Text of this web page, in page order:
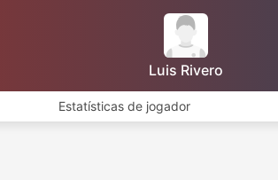
Luis Rivero
Estatísticas de jogador